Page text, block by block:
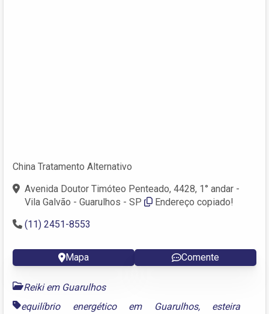
China Tratamento Alternativo
Avenida Doutor Timóteo Penteado, 4428, 1° andar -
Vila Galvão - Guarulhos - SP
Endereço copiado!
(11) 2451-8553
Mapa Comente
Reiki em Guarulhos
equilíbrio energético em Guarulhos, esteira